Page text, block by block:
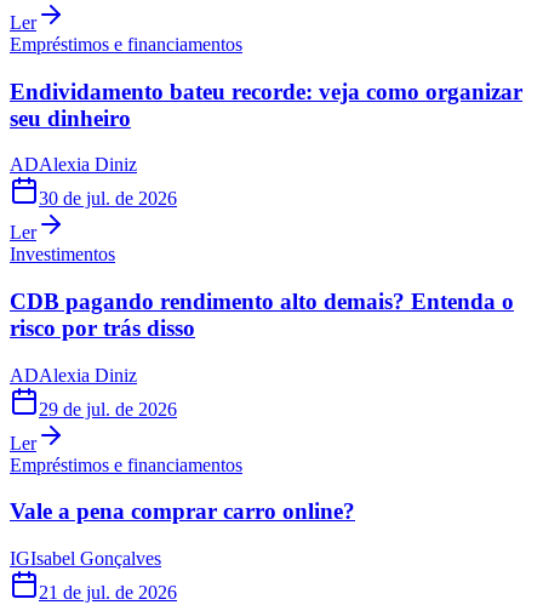
Ler
Empréstimos e financiamentos
Endividamento bateu recorde: veja como organizar
seu dinheiro
ADAlexia Diniz
30 de jul. de 2026
Ler
Investimentos
CDB pagando rendimento alto demais? Entenda o
risco por trás disso
ADAlexia Diniz
29 de jul. de 2026
Ler
Empréstimos e financiamentos
Vale a pena comprar carro online?
IGIsabel Gonçalves
21 de jul. de 2026